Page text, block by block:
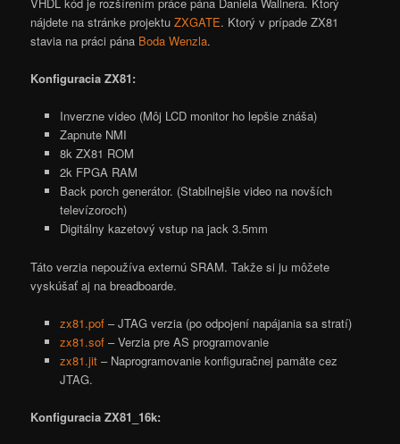
nájdete na stránke projektuZXGATE. Ktorý v prípade ZX81
stavia na práci pána Boda Wenzla.
Konfiguracia ZX81:
Inverzne video (Môj LCD monitor ho lepšie znáša)
Zapnute NMI
8k ZX81 ROM
2k FPGA RAM
Back porch generátor. (Stabilnejšie video na novších
televízoroch)
Digitálny kazetový vstup na jack 3.5mm
Táto verzia nepoužíva externú SRAM. Takže si ju môžete
vyskúšať aj na breadboarde.
zx81.pof– JTAG verzia (po odpojení napájania sa stratí)
zx81.sof– Verzia pre AS programovanie
zx81.jit– Naprogramovanie konfiguračnej pamäte cez
JTAG.
Konfiguracia ZX81_16k: